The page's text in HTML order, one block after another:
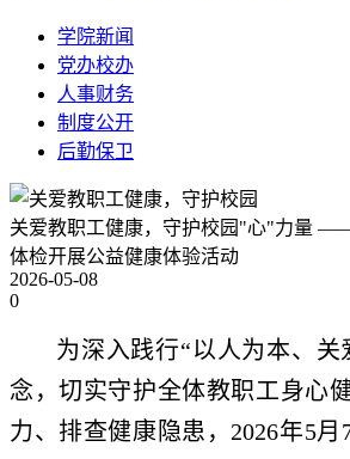
学院新闻
党办校办
人事财务
制度公开
后勤保卫
关爱教职工健康，守护校园"心"力量
体检开展公益健康体验活动
2026-05-08
0
为深入践行“以人为本、关
念，切实守护全体教职工身心
力、排查健康隐患，2026年5